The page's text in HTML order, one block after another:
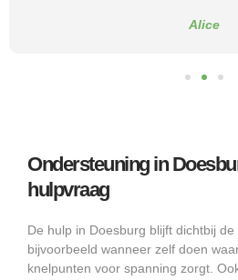
Alice
Ondersteuning in
hulpvraag
De hulp in Doesburg blijft dichtbij
bijvoorbeeld wanneer zelf doen
knelpunten voor spanning zorgt.